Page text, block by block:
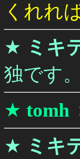
くれれ
★ ミキ
独です
★ tomh
★ ミキ